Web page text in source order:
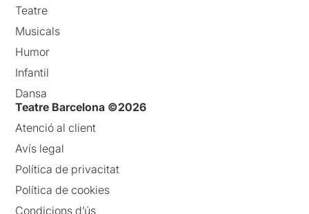
Teatre
Musicals
Humor
Infantil
Dansa
Teatre Barcelona ©2026
Atenció al client
Avís legal
Política de privacitat
Política de cookies
Condicions d’ús